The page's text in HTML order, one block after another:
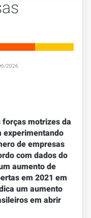
2026
motrizes da
experimentando
de empresas
com dados do
aumento de
em 2021 em
um aumento
em abrir